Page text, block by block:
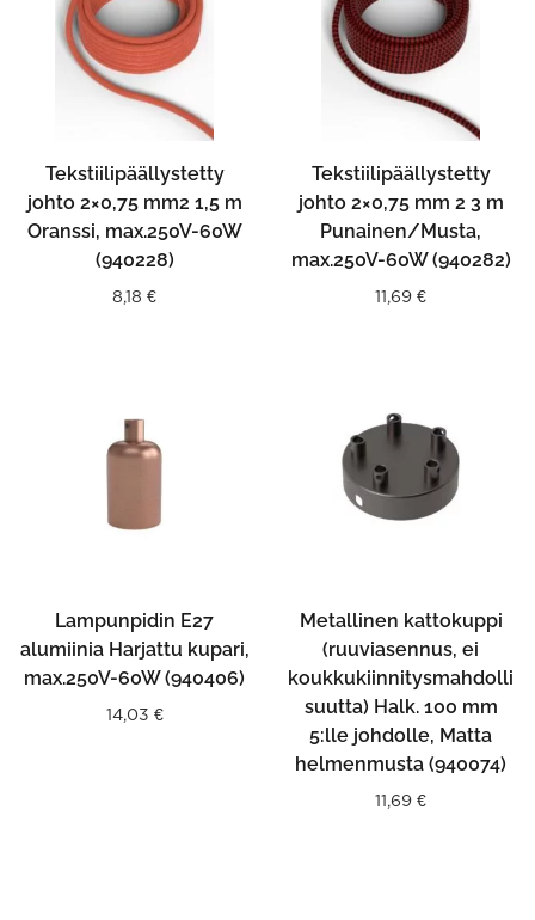
Tekstiilipäällystetty
johto 2×0,75 mm2 1,5 m
Oranssi, max.250V-60W
(940228)
8,18 €
Tekstiilipäällystetty
johto 2×0,75 mm 2 3 m
Punainen/Musta,
max.250V-60W (940282)
11,69 €
Lampunpidin E27
alumiinia Harjattu kupari,
max.250V-60W (940406)
14,03 €
Metallinen kattokuppi
(ruuviasennus, ei
koukkukiinnitysmahdolli
suutta) Halk. 100 mm
5:lle johdolle, Matta
helmenmusta (940074)
11,69 €